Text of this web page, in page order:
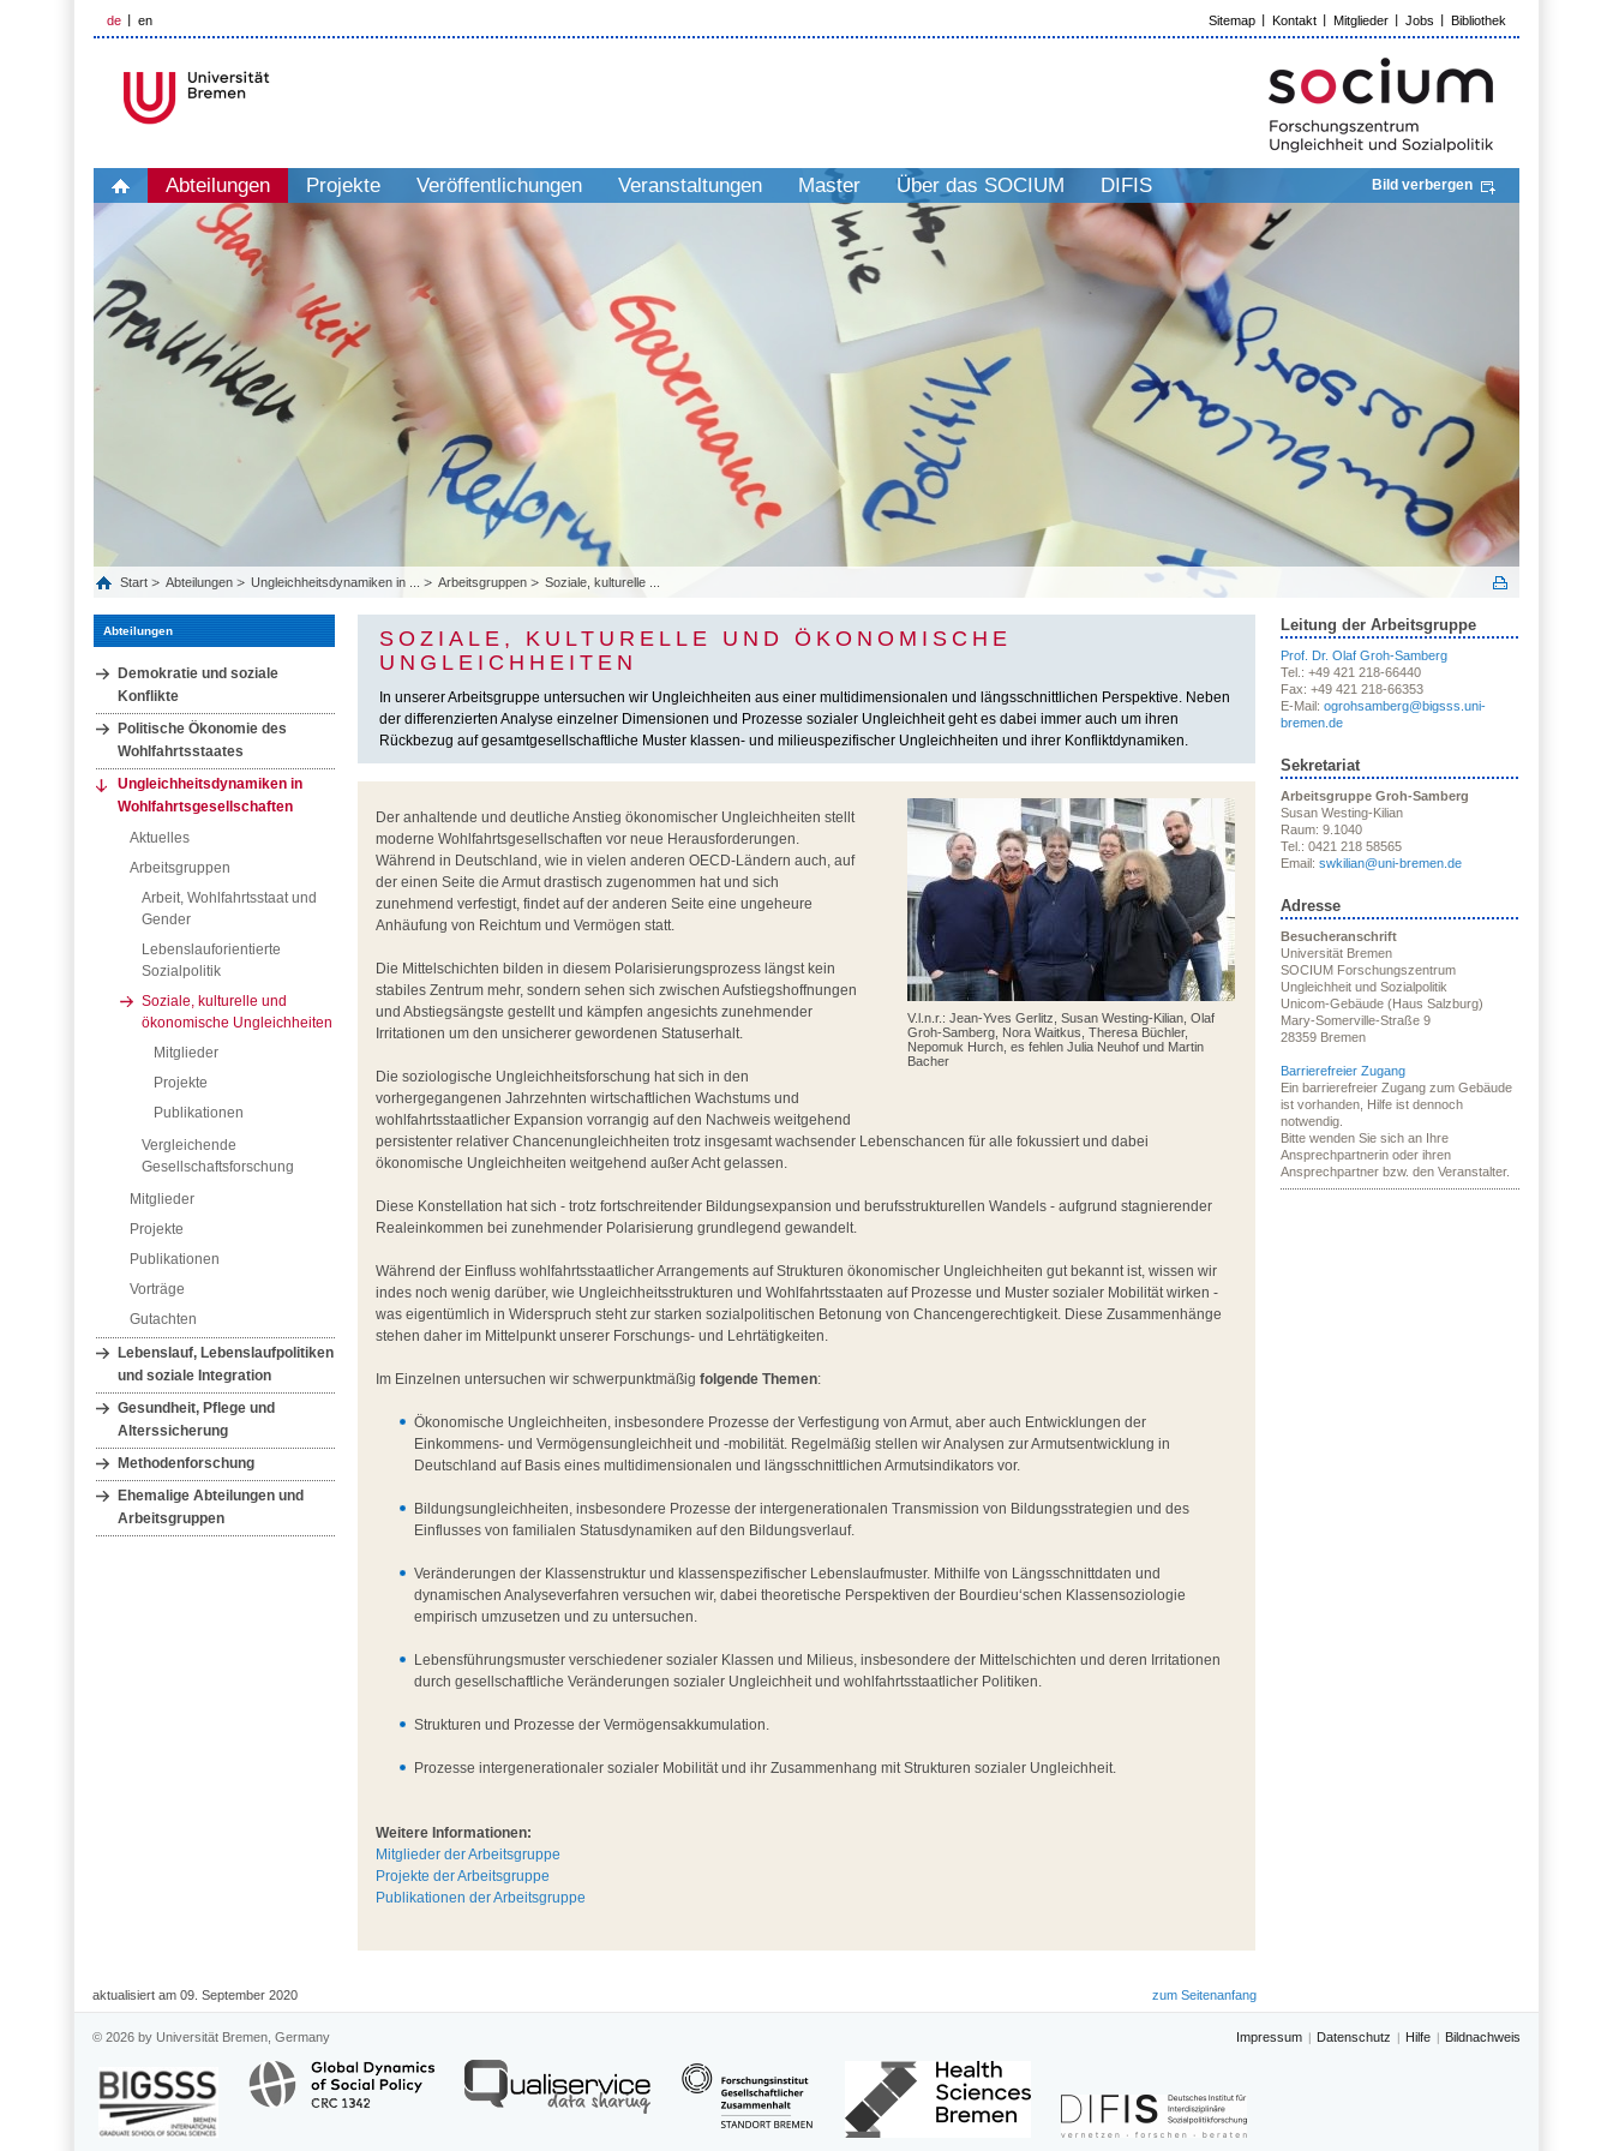
de en Sitemap Kontakt Mitglieder Jobs Bibliothek
Abteilungen Projekte Veröffentlichungen Veranstaltungen Master Über das SOCIUM DIFIS Bild verbergen
Start Abteilungen Ungleichheitsdynamiken in ... Arbeitsgruppen Soziale, kulturelle ...
Abteilungen
Demokratie und soziale
Konflikte
Politische Ökonomie des
Wohlfahrtsstaates
Ungleichheitsdynamiken in
Wohlfahrtsgesellschaften
Aktuelles
Arbeitsgruppen
Arbeit, Wohlfahrtsstaat und
Gender
Lebenslauforientierte
Sozialpolitik
Soziale, kulturelle und
ökonomische Ungleichheiten
Mitglieder
Projekte
Publikationen
Vergleichende
Gesellschaftsforschung
Mitglieder
Projekte
Publikationen
Vorträge
Gutachten
Lebenslauf, Lebenslaufpolitiken
und soziale Integration
Gesundheit, Pflege und
Alterssicherung
Methodenforschung
Ehemalige Abteilungen und
Arbeitsgruppen
SOZIALE, KULTURELLE UND ÖKONOMISCHE
UNGLEICHHEITEN
In unserer Arbeitsgruppe untersuchen wir Ungleichheiten aus einer multidimensionalen und längsschnittlichen Perspektive. Neben
der differenzierten Analyse einzelner Dimensionen und Prozesse sozialer Ungleichheit geht es dabei immer auch um ihren
Rückbezug auf gesamtgesellschaftliche Muster klassen- und milieuspezifischer Ungleichheiten und ihrer Konfliktdynamiken.
V.l.n.r.: Jean-Yves Gerlitz, Susan Westing-Kilian, Olaf
Groh-Samberg, Nora Waitkus, Theresa Büchler,
Nepomuk Hurch, es fehlen Julia Neuhof und Martin
Bacher
Der anhaltende und deutliche Anstieg ökonomischer Ungleichheiten stellt
moderne Wohlfahrtsgesellschaften vor neue Herausforderungen.
Während in Deutschland, wie in vielen anderen OECD-Ländern auch, auf
der einen Seite die Armut drastisch zugenommen hat und sich
zunehmend verfestigt, findet auf der anderen Seite eine ungeheure
Anhäufung von Reichtum und Vermögen statt.
Die Mittelschichten bilden in diesem Polarisierungsprozess längst kein
stabiles Zentrum mehr, sondern sehen sich zwischen Aufstiegshoffnungen
und Abstiegsängste gestellt und kämpfen angesichts zunehmender
Irritationen um den unsicherer gewordenen Statuserhalt.
Die soziologische Ungleichheitsforschung hat sich in den
vorhergegangenen Jahrzehnten wirtschaftlichen Wachstums und
wohlfahrtsstaatlicher Expansion vorrangig auf den Nachweis weitgehend
persistenter relativer Chancenungleichheiten trotz insgesamt wachsender Lebenschancen für alle fokussiert und dabei
ökonomische Ungleichheiten weitgehend außer Acht gelassen.
Diese Konstellation hat sich - trotz fortschreitender Bildungsexpansion und berufsstrukturellen Wandels - aufgrund stagnierender
Realeinkommen bei zunehmender Polarisierung grundlegend gewandelt.
Während der Einfluss wohlfahrtsstaatlicher Arrangements auf Strukturen ökonomischer Ungleichheiten gut bekannt ist, wissen wir
indes noch wenig darüber, wie Ungleichheitsstrukturen und Wohlfahrtsstaaten auf Prozesse und Muster sozialer Mobilität wirken -
was eigentümlich in Widerspruch steht zur starken sozialpolitischen Betonung von Chancengerechtigkeit. Diese Zusammenhänge
stehen daher im Mittelpunkt unserer Forschungs- und Lehrtätigkeiten.
Im Einzelnen untersuchen wir schwerpunktmäßig folgende Themen:
Ökonomische Ungleichheiten, insbesondere Prozesse der Verfestigung von Armut, aber auch Entwicklungen der
Einkommens- und Vermögensungleichheit und -mobilität. Regelmäßig stellen wir Analysen zur Armutsentwicklung in
Deutschland auf Basis eines multidimensionalen und längsschnittlichen Armutsindikators vor.
Bildungsungleichheiten, insbesondere Prozesse der intergenerationalen Transmission von Bildungsstrategien und des
Einflusses von familialen Statusdynamiken auf den Bildungsverlauf.
Veränderungen der Klassenstruktur und klassenspezifischer Lebenslaufmuster. Mithilfe von Längsschnittdaten und
dynamischen Analyseverfahren versuchen wir, dabei theoretische Perspektiven der Bourdieu‘schen Klassensoziologie
empirisch umzusetzen und zu untersuchen.
Lebensführungsmuster verschiedener sozialer Klassen und Milieus, insbesondere der Mittelschichten und deren Irritationen
durch gesellschaftliche Veränderungen sozialer Ungleichheit und wohlfahrtsstaatlicher Politiken.
Strukturen und Prozesse der Vermögensakkumulation.
Prozesse intergenerationaler sozialer Mobilität und ihr Zusammenhang mit Strukturen sozialer Ungleichheit.
Weitere Informationen:
Mitglieder der Arbeitsgruppe
Projekte der Arbeitsgruppe
Publikationen der Arbeitsgruppe
Leitung der Arbeitsgruppe
Prof. Dr. Olaf Groh-Samberg
Tel.: +49 421 218-66440
Fax: +49 421 218-66353
E-Mail: ogrohsamberg@bigsss.uni-
bremen.de
Sekretariat
Arbeitsgruppe Groh-Samberg
Susan Westing-Kilian
Raum: 9.1040
Tel.: 0421 218 58565
Email: swkilian@uni-bremen.de
Adresse
Besucheranschrift
Universität Bremen
SOCIUM Forschungszentrum
Ungleichheit und Sozialpolitik
Unicom-Gebäude (Haus Salzburg)
Mary-Somerville-Straße 9
28359 Bremen
Barrierefreier Zugang
Ein barrierefreier Zugang zum Gebäude
ist vorhanden, Hilfe ist dennoch
notwendig.
Bitte wenden Sie sich an Ihre
Ansprechpartnerin oder ihren
Ansprechpartner bzw. den Veranstalter.
aktualisiert am 09. September 2020 zum Seitenanfang
© 2026 by Universität Bremen, Germany Impressum Datenschutz Hilfe Bildnachweis